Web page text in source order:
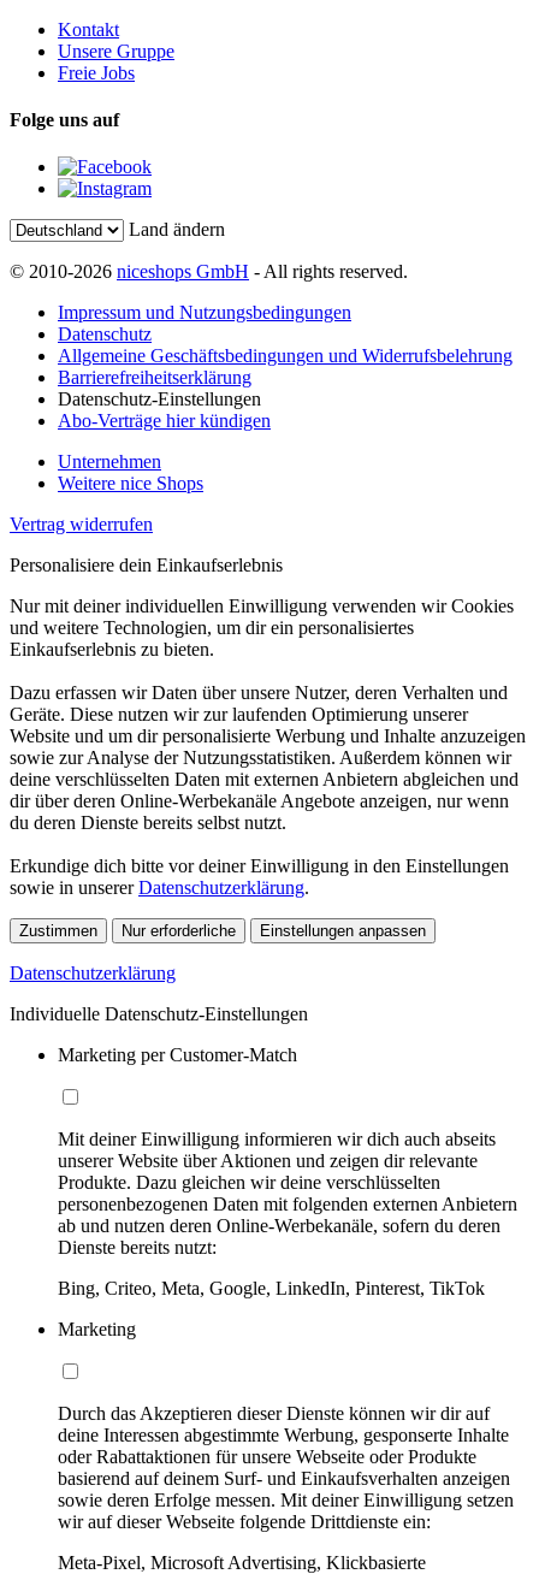
Kontakt
Unsere Gruppe
Freie Jobs
Folge uns auf
Land ändern
© 2010-2026 niceshops GmbH - All rights reserved.
Impressum und Nutzungsbedingungen
Datenschutz
Allgemeine Geschäftsbedingungen und Widerrufsbelehrung
Barrierefreiheitserklärung
Datenschutz-Einstellungen
Abo-Verträge hier kündigen
Unternehmen
Weitere nice Shops
Vertrag widerrufen
Personalisiere dein Einkaufserlebnis
Nur mit deiner individuellen Einwilligung verwenden wir Cookies
und weitere Technologien, um dir ein personalisiertes
Einkaufserlebnis zu bieten.
Dazu erfassen wir Daten über unsere Nutzer, deren Verhalten und
Geräte. Diese nutzen wir zur laufenden Optimierung unserer
Website und um dir personalisierte Werbung und Inhalte anzuzeigen
sowie zur Analyse der Nutzungsstatistiken. Außerdem können wir
deine verschlüsselten Daten mit externen Anbietern abgleichen und
dir über deren Online-Werbekanäle Angebote anzeigen, nur wenn
du deren Dienste bereits selbst nutzt.
Erkundige dich bitte vor deiner Einwilligung in den Einstellungen
sowie in unsererDatenschutzerklärung.
Zustimmen Nur erforderliche Einstellungen anpassen
Datenschutzerklärung
Individuelle Datenschutz-Einstellungen
Marketing per Customer-Match
Mit deiner Einwilligung informieren wir dich auch abseits
unserer Website über Aktionen und zeigen dir relevante
Produkte. Dazu gleichen wir deine verschlüsselten
personenbezogenen Daten mit folgenden externen Anbietern
ab und nutzen deren Online-Werbekanäle, sofern du deren
Dienste bereits nutzt:
Bing, Criteo, Meta, Google, LinkedIn, Pinterest, TikTok
Marketing
Durch das Akzeptieren dieser Dienste können wir dir auf
deine Interessen abgestimmte Werbung, gesponserte Inhalte
oder Rabattaktionen für unsere Webseite oder Produkte
basierend auf deinem Surf- und Einkaufsverhalten anzeigen
sowie deren Erfolge messen. Mit deiner Einwilligung setzen
wir auf dieser Webseite folgende Drittdienste ein:
Meta-Pixel, Microsoft Advertising, Klickbasierte